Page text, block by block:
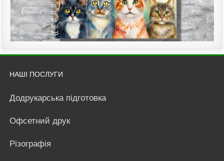
НАШІ ПОСЛУГИ
Додрукарська підготовка
Офсетний друк
Різографія